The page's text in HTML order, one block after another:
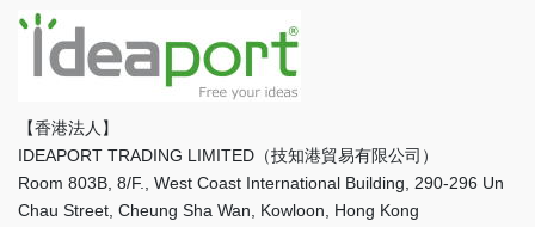
【香港法人】
IDEAPORT TRADING LIMITED（技知港貿易有限公司）
Room 803B, 8/F., West Coast International Building, 290-296 Un
Chau Street, Cheung Sha Wan, Kowloon, Hong Kong